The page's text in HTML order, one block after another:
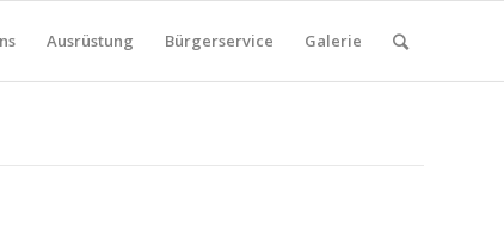
Ausrüstung Bürgerservice Galerie